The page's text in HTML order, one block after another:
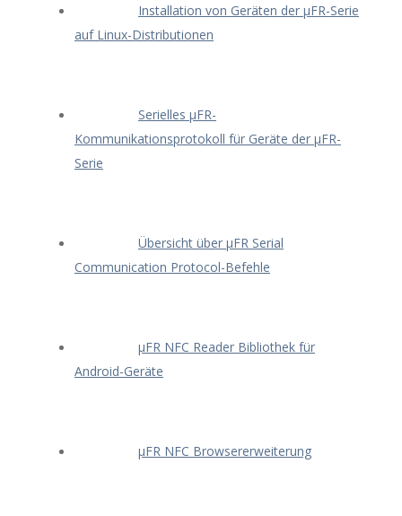
Installation von Geräten der μFR-Serie
auf Linux-Distributionen
Serielles μFR-
Kommunikationsprotokoll für Geräte der μFR-
Serie
Übersicht über μFR Serial
Communication Protocol-Befehle
μFR NFC Reader Bibliothek für
Android-Geräte
μFR NFC Browsererweiterung